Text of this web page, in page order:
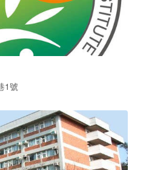
1號